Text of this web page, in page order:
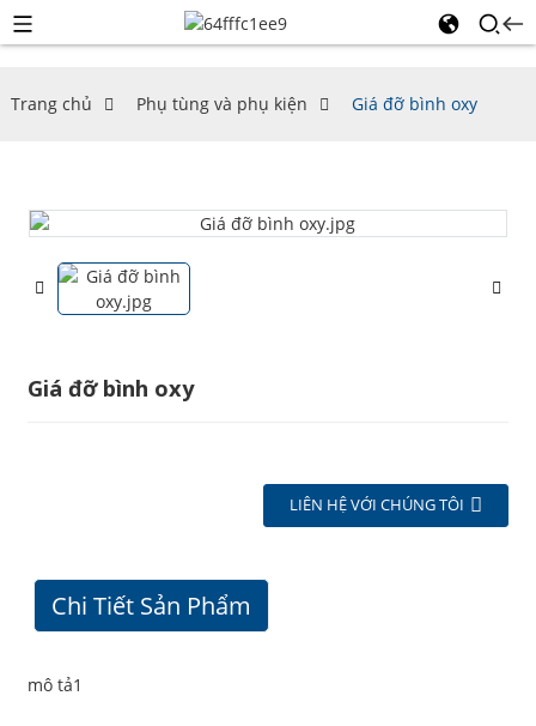
Trang chủ Phụ tùng và phụ kiện Giá đỡ bình oxy
Giá đỡ bình oxy
LIÊN HỆ VỚI CHÚNG TÔI
Chi Tiết Sản Phẩm
mô tả1